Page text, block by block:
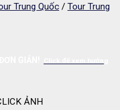
Trung Quốc / Tour Trung
ẢNH